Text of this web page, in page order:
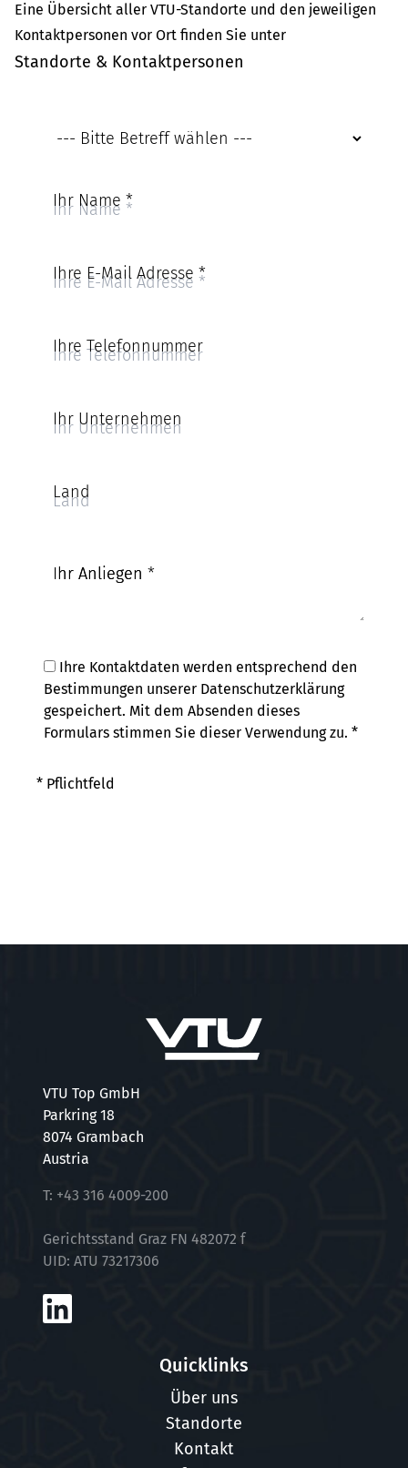
Eine Übersicht aller VTU-Standorte und den jeweiligen
Kontaktpersonen vor Ort finden Sie unter
Standorte & Kontaktpersonen
Ihr Name *
Ihre E-Mail Adresse *
Ihre Telefonnummer
Ihr Unternehmen
Land
Ihr Anliegen *
Ihre Kontaktdaten werden entsprechend den
Bestimmungen unserer Datenschutzerklärung
gespeichert. Mit dem Absenden dieses
Formulars stimmen Sie dieser Verwendung zu. *
* Pflichtfeld
VTU Top GmbH
Parkring 18
8074 Grambach
Austria
T: +43 316 4009-200
Gerichtsstand Graz FN 482072 f
UID: ATU 73217306
Quicklinks
Über uns
Standorte
Kontakt